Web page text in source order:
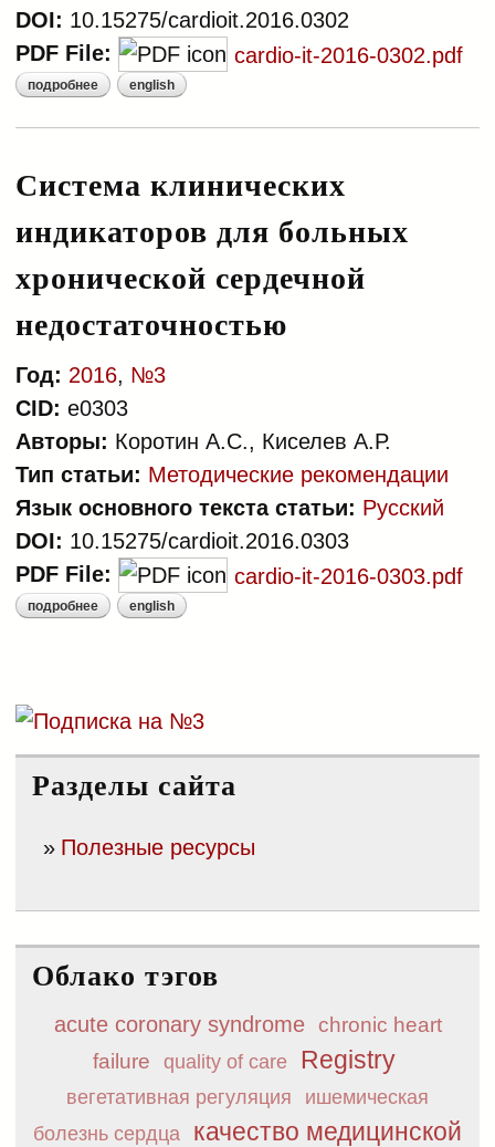
DOI: 10.15275/cardioit.2016.0302
PDF File:
cardio-it-2016-0302.pdf
подробнеео система клинических
english
Система клинических
индикаторов для больных
хронической сердечной
недостаточностью
Год: 2016, №3
CID: e0303
Авторы: Коротин А.С., Киселев А.Р.
Тип статьи: Методические рекомендации
Язык основного текста статьи: Русский
DOI: 10.15275/cardioit.2016.0303
PDF File:
cardio-it-2016-0303.pdf
подробнеео система клинических
english
Разделы сайта
Полезные ресурсы
Облако тэгов
acute coronary syndrome
chronic heart
failure
quality of care Registry
вегетативная регуляция
ишемическая
болезнь сердца
качество медицинской